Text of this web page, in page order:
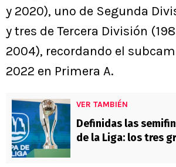
y 2020), uno de Segunda
y tres de Tercera División
2004), recordando el
2022 en Primera A.
VER TAMBIÉN
Definidas las
de la Liga: los tres